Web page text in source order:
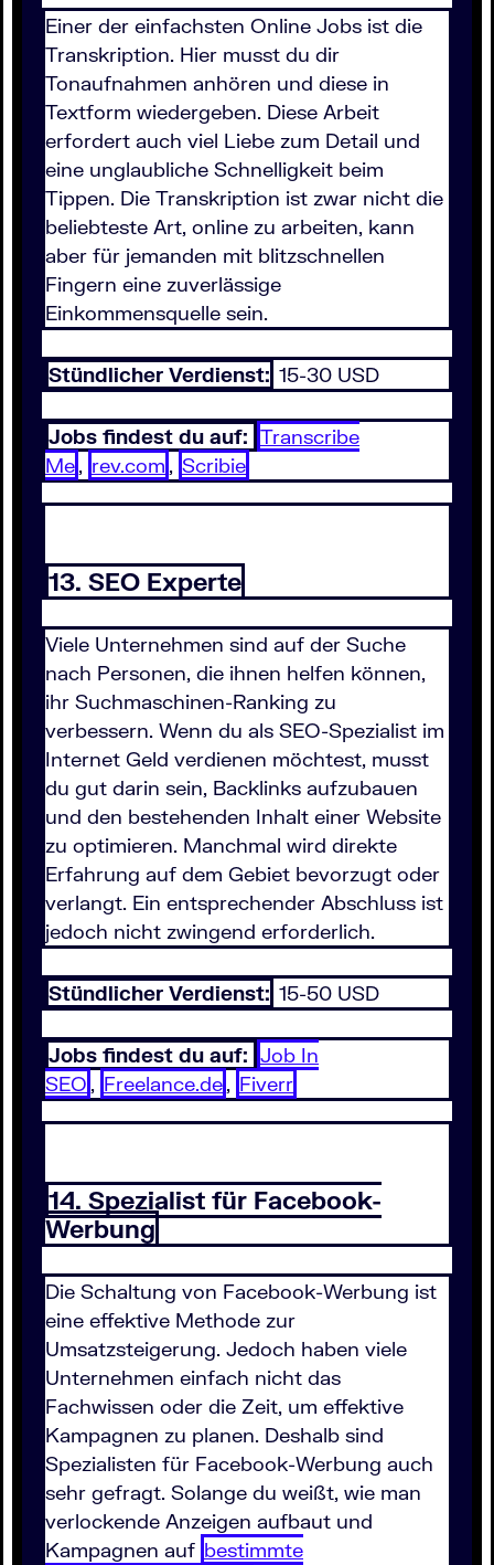
Einer der einfachsten Online Jobs ist die
Transkription. Hier musst du dir
Tonaufnahmen anhören und diese in
Textform wiedergeben. Diese Arbeit
erfordert auch viel Liebe zum Detail und
eine unglaubliche Schnelligkeit beim
Tippen. Die Transkription ist zwar nicht die
beliebteste Art, online zu arbeiten, kann
aber für jemanden mit blitzschnellen
Fingern eine zuverlässige
Einkommensquelle sein.
Stündlicher Verdienst: 15-30 USD
Jobs findest du auf: Transcribe
Me, rev.com , Scribie
13. SEO Experte
Viele Unternehmen sind auf der Suche
nach Personen, die ihnen helfen können,
ihr Suchmaschinen-Ranking zu
verbessern. Wenn du als SEO-Spezialist im
Internet Geld verdienen möchtest, musst
du gut darin sein, Backlinks aufzubauen
und den bestehenden Inhalt einer Website
zu optimieren. Manchmal wird direkte
Erfahrung auf dem Gebiet bevorzugt oder
verlangt. Ein entsprechender Abschluss ist
jedoch nicht zwingend erforderlich.
Stündlicher Verdienst: 15-50 USD
Jobs findest du auf: Job In
SEO , Freelance.de, Fiverr
14. Spezialist für Facebook-
Werbung
Die Schaltung von Facebook-Werbung ist
eine effektive Methode zur
Umsatzsteigerung. Jedoch haben viele
Unternehmen einfach nicht das
Fachwissen oder die Zeit, um effektive
Kampagnen zu planen. Deshalb sind
Spezialisten für Facebook-Werbung auch
sehr gefragt. Solange du weißt, wie man
verlockende Anzeigen aufbaut und
Kampagnen auf bestimmte